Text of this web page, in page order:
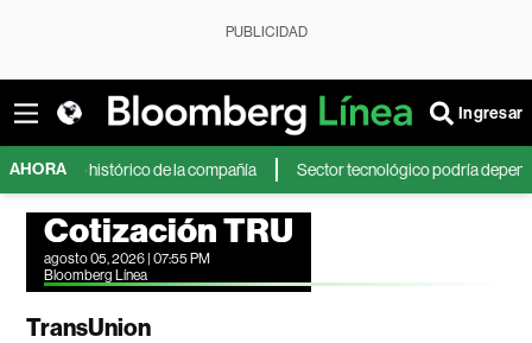
PUBLICIDAD
Ingresar
AHORA
histórico de la compañía Sector tecnológico podría depender más
Cotización TRU
agosto 05, 2026 | 07:55 PM
Bloomberg Línea
TransUnion